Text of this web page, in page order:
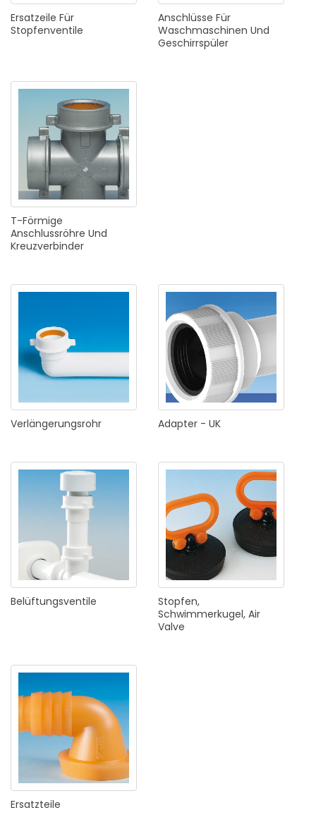
Ersatzeile Für
Stopfenventile
Anschlüsse Für
Waschmaschinen Und
Geschirrspüler
T-Förmige
Anschlussröhre Und
Kreuzverbinder
Verlängerungsrohr Adapter - UK
Belüftungsventile
Stopfen,
Schwimmerkugel, Air
Valve
Ersatzteile